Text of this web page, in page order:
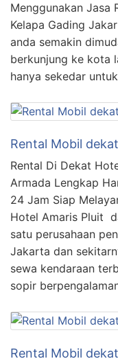
Menggunakan Jasa
Kelapa Gading
anda semakin
berkunjung ke kota
hanya sekedar
Rental Mobil
Rental Di Dekat
Armada Lengkap
24 Jam Siap
Hotel Amaris Pluit
satu perusahaan
Jakarta dan
sewa kendaraan
sopir
Rental Mobil